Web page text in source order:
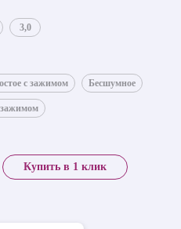
3,0
с зажимом Бесшумное
Купить в 1 клик